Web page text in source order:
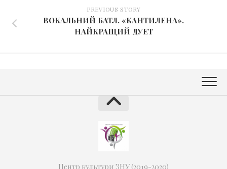
PREVIOUS STORY
ВОКАЛЬНИЙ БАТЛ. «КАНТИЛЕНА».
НАЙКРАЩИЙ ДУЕТ
Центр культури ЗНУ (2019-2020)